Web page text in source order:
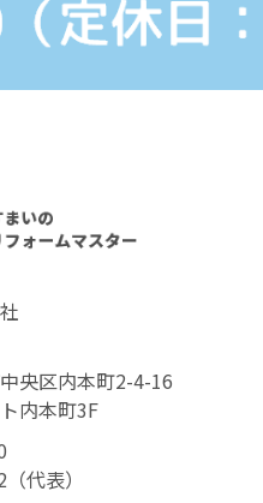
央区内本町2-4-16
内本町3F
代表）